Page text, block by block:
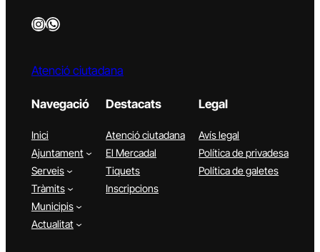
InstagramWhatsApp
Atenció ciutadana
Navegació
Inici
Ajuntament
Serveis
Tràmits
Municipis
Actualitat
Destacats
Atenció ciutadana
El Mercadal
Tiquets
Inscripcions
Legal
Avís legal
Política de privadesa
Política de galetes